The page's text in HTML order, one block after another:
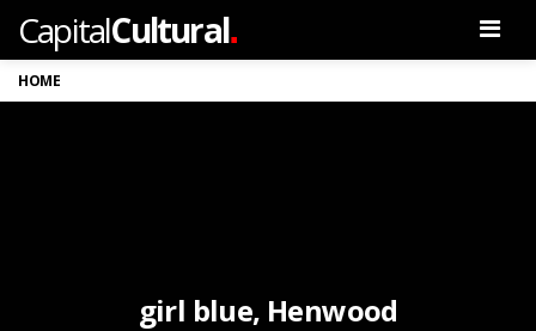
CapitalCultural.
HOME
girl blue, Henwood